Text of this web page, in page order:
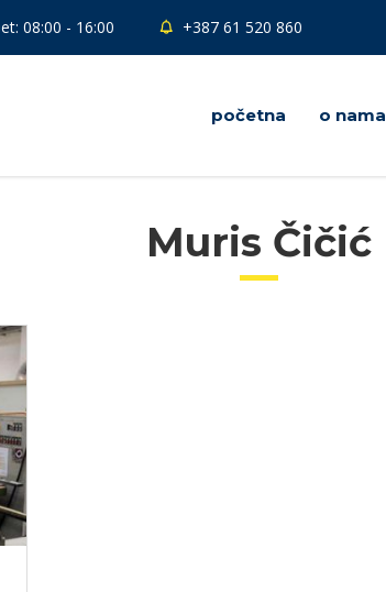
08:00 - 16:00 +387 61 520 860
početna o nama
Muris Čičić